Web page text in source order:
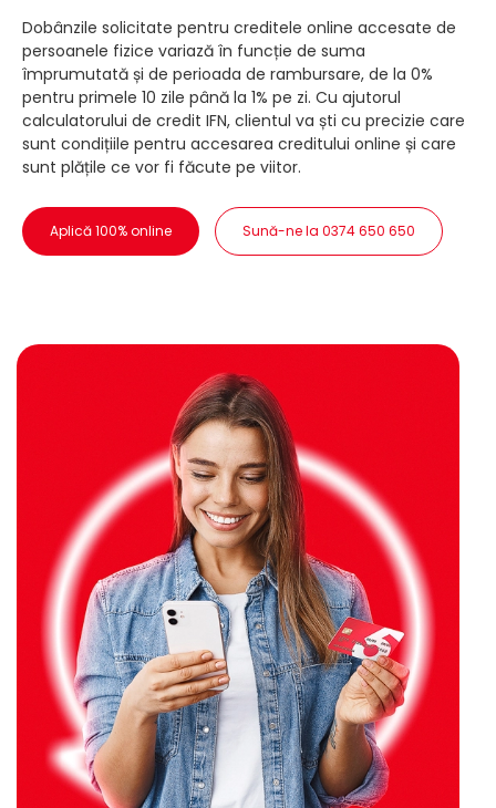
Dobânzile solicitate pentru creditele online accesate de
persoanele fizice variază în funcție de suma
împrumutată și de perioada de rambursare, de la 0%
pentru primele 10 zile până la 1% pe zi. Cu ajutorul
calculatorului de credit IFN, clientul va ști cu precizie care
sunt condițiile pentru accesarea creditului online și care
sunt plățile ce vor fi făcute pe viitor.
Aplică 100% online Sună-ne la 0374 650 650